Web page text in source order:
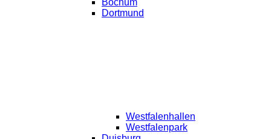
Bochum
Dortmund
Westfalenhallen
Westfalenpark